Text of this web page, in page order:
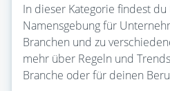
In dieser Kategorie findest
Namensgebung für
Branchen und zu
mehr über Regeln und
Branche oder für deinen